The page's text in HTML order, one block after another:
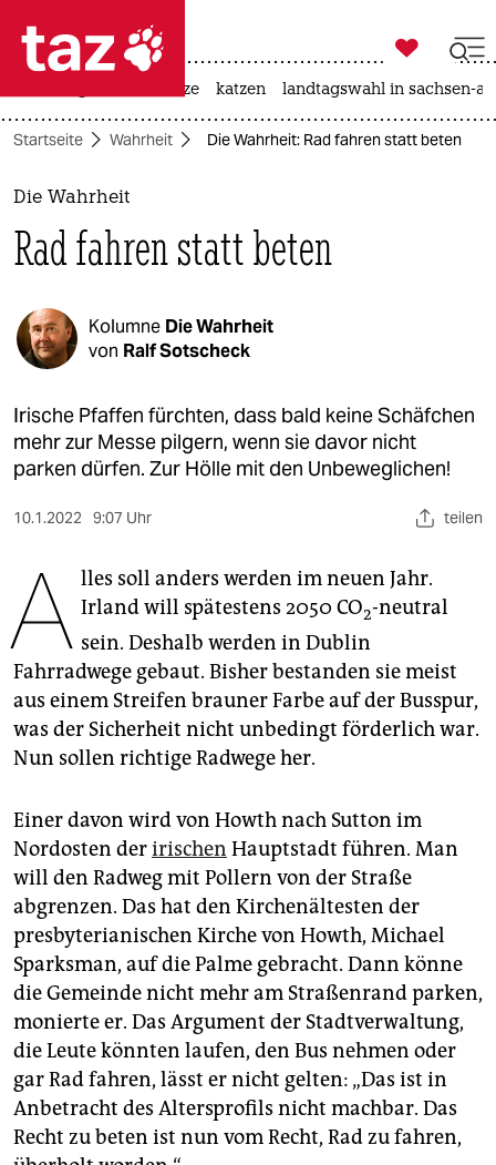
 taz zahl ich
taz zahl ich
themen
politik
öko
gesellschaft
kultur
sport
wahrheit
verlag
verlag
veranstaltungen
fragen & hilfe
unterstützen
abo
genossenschaft
epaper login

taz zahl ich
hitze katzen landtagswahl in sachsen-
Startseite Wahrheit Die Wahrheit: Rad fahren statt beten
Die Wahrheit
Rad fahren statt beten
Kolumne Die Wahrheit
von Ralf Sotscheck
Irische Pfaffen fürchten, dass bald keine Schäfchen
mehr zur Messe pilgern, wenn sie davor nicht
parken dürfen. Zur Hölle mit den Unbeweglichen!
10.1.2022 9:07 Uhr teilen
A lles soll anders werden im neuen Jahr.
Irland will spätestens 2050 CO2-neutral
sein. Deshalb werden in Dublin
Fahrradwege gebaut. Bisher bestanden sie meist
aus einem Streifen brauner Farbe auf der Busspur,
was der Sicherheit nicht unbedingt förderlich war.
Nun sollen richtige Radwege her.
Einer davon wird von Howth nach Sutton im
Nordosten deririschen Hauptstadt führen. Man
will den Radweg mit Pollern von der Straße
abgrenzen. Das hat den Kirchenältesten der
presbyterianischen Kirche von Howth, Michael
Sparksman, auf die Palme gebracht. Dann könne
die Gemeinde nicht mehr am Straßenrand parken,
monierte er. Das Argument der Stadtverwaltung,
die Leute könnten laufen, den Bus nehmen oder
gar Rad fahren, lässt er nicht gelten: „Das ist in
Anbetracht des Altersprofils nicht machbar. Das
Recht zu beten ist nun vom Recht, Rad zu fahren,